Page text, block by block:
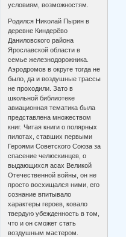
условиям, возможностям.
Родился Николай Пырин в
деревне Киндерёво
Даниловского района
Ярославской области в
семье железнодорожника.
Аэродромов в округе тогда не
было, да и воздушные трассы
не проходили. Зато в
школьной библиотеке
авиационная тематика была
представлена множеством
книг. Читая книги о полярных
пилотах, ставших первыми
Героями Советского Союза за
спасение челюскинцев, о
выдающихся асах Великой
Отечественной войны, он не
просто восхищался ними, его
сознание впитывало
характеры героев, ковало
твердую убежденность в том,
что и он сможет стать
воздушным мастером.